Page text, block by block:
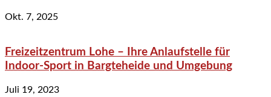
Okt. 7, 2025
Freizeitzentrum Lohe – Ihre Anlaufstelle für
Indoor-Sport in Bargteheide und Umgebung
Juli 19, 2023